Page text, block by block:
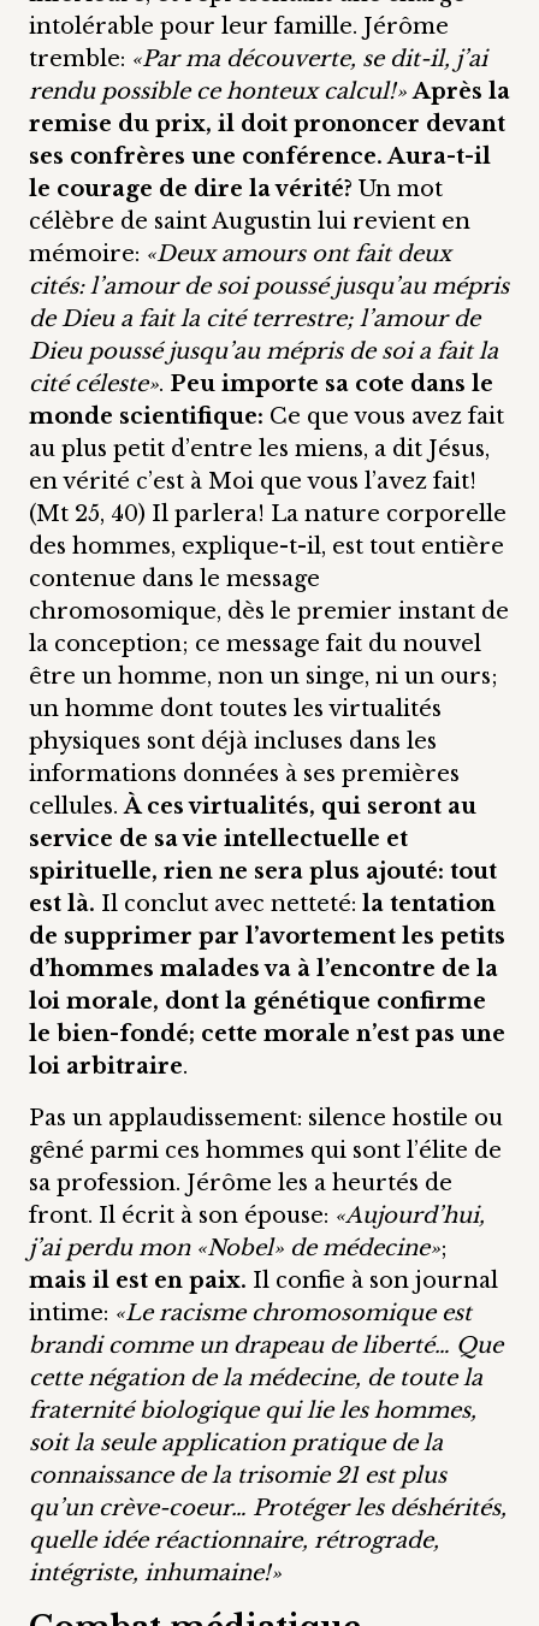
intolérable pour leur famille. Jérôme
tremble: «Par ma découverte, se dit-il, j’ai
rendu possible ce honteux calcul!» Après la
remise du prix, il doit prononcer devant
ses confrères une conférence. Aura-t-il
le courage de dire la vérité? Un mot
célèbre de saint Augustin lui revient en
mémoire: «Deux amours ont fait deux
cités: l’amour de soi poussé jusqu’au mépris
de Dieu a fait la cité terrestre; l’amour de
Dieu poussé jusqu’au mépris de soi a fait la
cité céleste». Peu importe sa cote dans le
monde scientifique: Ce que vous avez fait
au plus petit d’entre les miens, a dit Jésus,
en vérité c’est à Moi que vous l’avez fait!
(Mt 25, 40) Il parlera! La nature corporelle
des hommes, explique-t-il, est tout entière
contenue dans le message
chromosomique, dès le premier instant de
la conception; ce message fait du nouvel
être un homme, non un singe, ni un ours;
un homme dont toutes les virtualités
physiques sont déjà incluses dans les
informations données à ses premières
cellules.À ces virtualités, qui seront au
service de sa vie intellectuelle et
spirituelle, rien ne sera plus ajouté: tout
est là. Il conclut avec netteté: la tentation
de supprimer par l’avortement les petits
d’hommes malades va à l’encontre de la
loi morale, dont la génétique confirme
le bien-fondé; cette morale n’est pas une
loi arbitraire.
Pas un applaudissement: silence hostile ou
gêné parmi ces hommes qui sont l’élite de
sa profession. Jérôme les a heurtés de
front. Il écrit à son épouse: «Aujourd’hui,
j’ai perdu mon «Nobel» de médecine»;
mais il est en paix. Il confie à son journal
intime: «Le racisme chromosomique est
brandi comme un drapeau de liberté… Que
cette négation de la médecine, de toute la
fraternité biologique qui lie les hommes,
soit la seule application pratique de la
connaissance de la trisomie 21 est plus
qu’un crève-coeur… Protéger les déshérités,
quelle idée réactionnaire, rétrograde,
intégriste, inhumaine!»